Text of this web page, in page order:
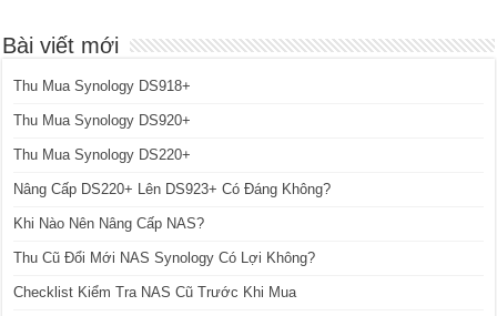
Bài viết mới
Thu Mua Synology DS918+
Thu Mua Synology DS920+
Thu Mua Synology DS220+
Nâng Cấp DS220+ Lên DS923+ Có Đáng Không?
Khi Nào Nên Nâng Cấp NAS?
Thu Cũ Đổi Mới NAS Synology Có Lợi Không?
Checklist Kiểm Tra NAS Cũ Trước Khi Mua